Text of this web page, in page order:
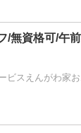
/無資格可/午
ビスえんがわ家